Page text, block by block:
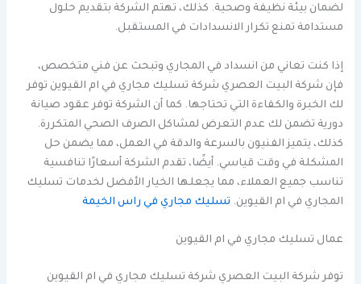
لضمان بيئة نظيفة وصحية. كذلك، تهتم الشركة بتقديم حلول
مستدامة تمنع تكرار الانسدادات في المستقبل.
إذا كنت تعاني من انسداد في المجاري وتبحث عن فني متخصص،
فإن شركة البيت العصري شركة تسليك مجاري في ام القيوين توفر
لك الخبرة والكفاءة التي تحتاجها. كما أن الشركة توفر عقود صيانة
دورية تضمن لك عدم التعرض لمشاكل الصرف الصحي المتكررة.
كذلك، يتميز الفنيون بالسرعة والدقة في العمل، مما يضمن حل
المشكلة في وقت قياسي. أيضًا، تقدم الشركة أسعارًا تنافسية
تناسب جميع العملاء، مما يجعلها الخيار الأفضل لخدمات تسليك
المجاري في ام القيوين. تسليك مجاري في راس الخيمة
عمال تسليك مجاري في ام القيوين
توفر شركة البيت العصري شركة تسليك مجاري في ام القيوين